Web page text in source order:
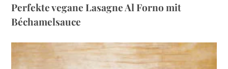
Perfekte vegane Lasagne Al Forno mit
Béchamelsauce